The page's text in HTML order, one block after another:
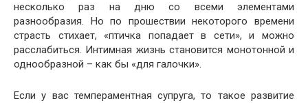
несколько раз на дню со всеми элементами
разнообразия. Но по прошествии некоторого времени
страсть стихает, «птичка попадает в сети», и можно
расслабиться. Интимная жизнь становится монотонной и
однообразной – как бы «для галочки».
Если у вас темпераментная супруга, то такое развитие